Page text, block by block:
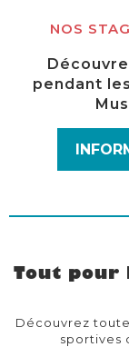
NOS
pendant
Tout pour
Découvrez
sportives